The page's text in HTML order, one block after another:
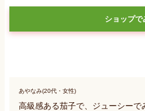
ショップで
あやなみ(20代・女性)
高級感ある茄子で、ジューシーで